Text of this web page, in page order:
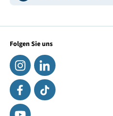
Folgen Sie uns